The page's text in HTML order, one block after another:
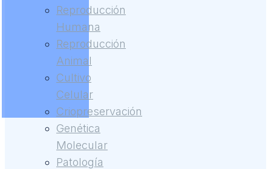
Reproducción
Humana
Reproducción
Animal
Cultivo
Celular
Criopreservación
Genética
Molecular
Patología